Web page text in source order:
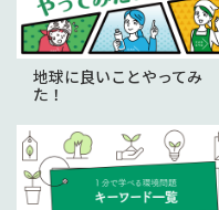
地球に良いことやってみ
た！